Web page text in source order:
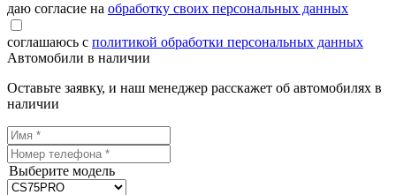
даю согласие на обработку своих персональных данных
соглашаюсь с политикой обработки персональных данных
Автомобили в наличии
Оставьте заявку, и наш менеджер расскажет об автомобилях в
наличии
Выберите модель